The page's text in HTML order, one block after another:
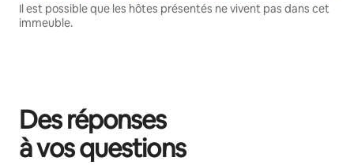
Il est possible que les hôtes présentés ne vivent pas dans cet
immeuble.
Des réponses
à vos questions